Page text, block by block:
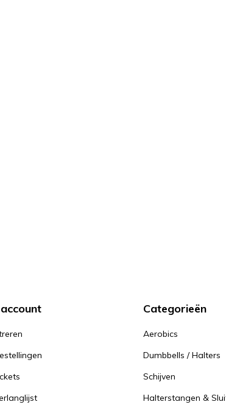
Categorieën
Aerobics
Dumbbells / Halters
Schijven
Halterstangen &